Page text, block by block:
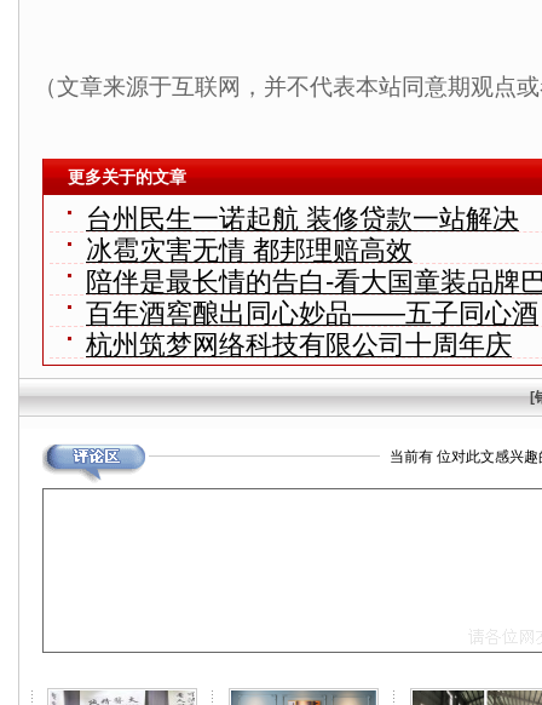
（文章来源于互联网，并不代表本站同意期观点
更多关于的文章
台州民生一诺起航 装修贷款一站解决
冰雹灾害无情 都邦理赔高效
陪伴是最长情的告白-看大国童装品牌
百年酒窖酿出同心妙品——五子同心酒
杭州筑梦网络科技有限公司十周年庆
[
当前有 位对此文感兴